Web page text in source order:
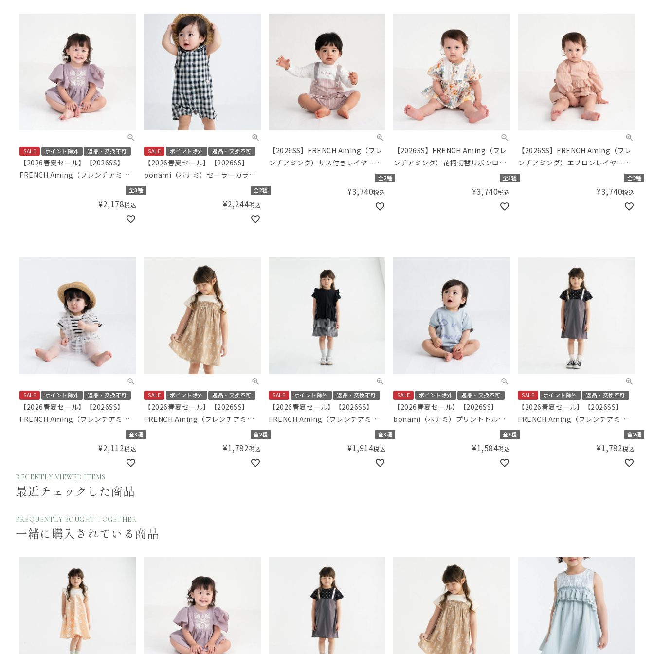
SALE ポイント除外 返品・交換不可
【2026春夏セール】【2026SS】
FRENCH Aming（フレンチアミン
全3種
¥2,178税込
SALE ポイント除外 返品・交換不可
【2026春夏セール】【2026SS】
bonami（ボナミ）セーラーカラー
前あきカバーオール
全2種
¥2,244税込
【2026SS】FRENCH Aming（フレ
ンチアミング）サス付きレイヤード
全2種
¥3,740税込
【2026SS】FRENCH Aming（フレ
ンチアミング）花柄切替リボンロン
パース
全3種
¥3,740税込
【2026SS】FRENCH Aming（フレ
ンチアミング）エプロンレイヤード
風ロンパース
全2種
¥3,740税込
SALE ポイント除外 返品・交換不可
【2026春夏セール】【2026SS】
FRENCH Aming（フレンチアミン
グ）チュールビスチェドッキングロ全3種
¥2,112税込
SALE ポイント除外 返品・交換不可
【2026春夏セール】【2026SS】
FRENCH Aming（フレンチアミン
グ）ボタニカルフラワードッキング全2種
¥1,782税込
SALE ポイント除外 返品・交換不可
【2026春夏セール】【2026SS】
FRENCH Aming（フレンチアミン
グ）エプロンTドッキングワンピー全3種
¥1,914税込
SALE ポイント除外 返品・交換不可
【2026春夏セール】【2026SS】
bonami（ボナミ）プリントドルマ
ンロンパース
全3種
¥1,584税込
SALE ポイント除外 返品・交換不可
【2026春夏セール】【2026SS】
FRENCH Aming（フレンチアミン
グ）サス付きドッキングワンピース全2種
¥1,782税込
RECENTLY VIEWED ITEMS
最近チェックした商品
FREQUENTLY BOUGHT TOGETHER
一緒に購入されている商品